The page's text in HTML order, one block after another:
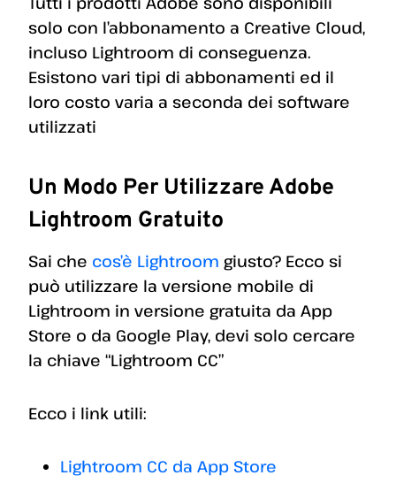
solo con l’abbonamento a Creative Cloud,
incluso Lightroom di conseguenza.
Esistono vari tipi di abbonamenti ed il
loro costo varia a seconda dei software
utilizzati
Un Modo Per Utilizzare Adobe
Lightroom Gratuito
Sai che cos’è Lightroom giusto? Ecco si
può utilizzare la versione mobile di
Lightroom in versione gratuita da App
Store o da Google Play, devi solo cercare
la chiave “Lightroom CC”
Ecco i link utili:
Lightroom CC da App Store